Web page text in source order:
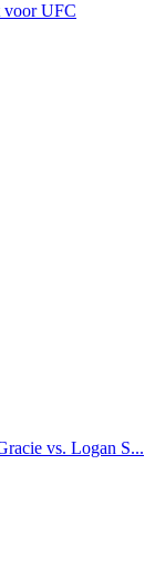
voor UFC
vs. Logan S...